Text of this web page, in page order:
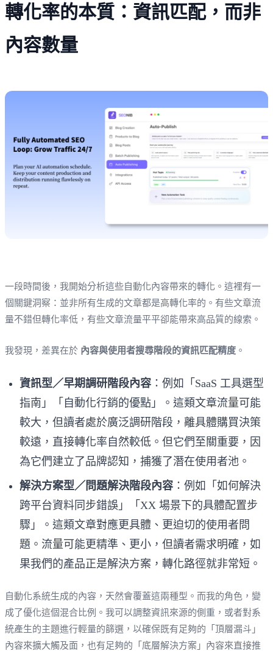
轉化率的本質：資訊匹配，而非
內容數量
一段時間後，我開始分析這些自動化內容帶來的轉化。這裡有一
個關鍵洞察：並非所有生成的文章都是高轉化率的。有些文章流
量不錯但轉化率低，有些文章流量平平卻能帶來高品質的線索。
我發現，差異在於 內容與使用者搜尋階段的資訊匹配精度 。
資訊型／早期調研階段內容 ：例如「SaaS 工具選型
指南」「自動化行銷的優點」。這類文章流量可能
較大，但讀者處於廣泛調研階段，離具體購買決策
較遠，直接轉化率自然較低。但它們至關重要，因
為它們建立了品牌認知，捕獲了潛在使用者池。
解決方案型／問題解決階段內容 ：例如「如何解決
跨平台資料同步錯誤」「XX 場景下的具體配置步
驟」。這類文章對應更具體、更迫切的使用者問
題。流量可能更精準、更小，但讀者需求明確，如
果我們的產品正是解決方案，轉化路徑就非常短。
自動化系統生成的內容，天然會覆蓋這兩種型。而我的角色，變
成了優化這個混合比例。我可以調整資訊來源的側重，或者對系
統產生的主題進行輕量的篩選，以確保既有足夠的「頂層漏斗」
內容來擴大觸及面，也有足夠的「底層解決方案」內容來直接推